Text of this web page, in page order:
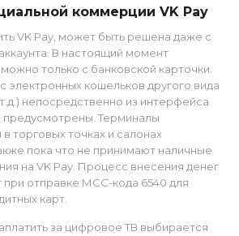
коммерции VK Pay
VK Pay, может быть решена даже с
В настоящий момент
только с банковской карточки.
кошельков другого вида
непосредственно из интерфейса
Терминалы
торговых точках и салонах
пока что не принимают наличные
на VK Pay. Процесс внесения денег
при отправке МСС-кода 6540 для
карт.
за цифровое ТВ выбирается